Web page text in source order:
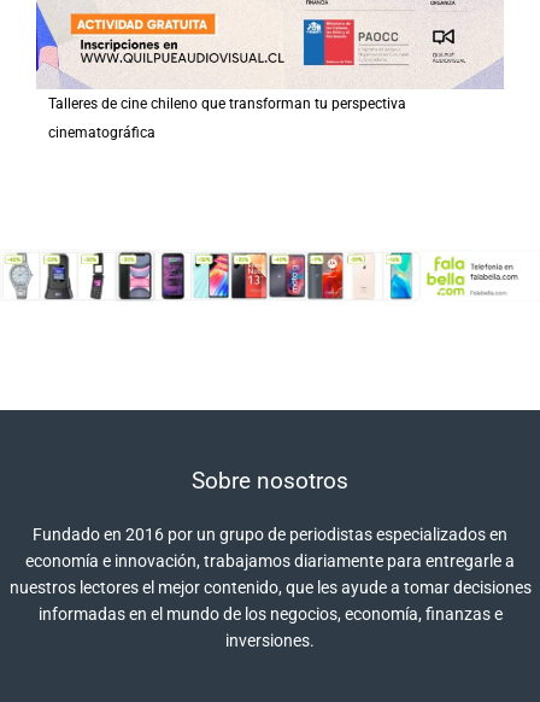
Talleres de cine chileno que transforman tu perspectiva
cinematográfica
Sobre nosotros
Fundado en 2016 por un grupo de periodistas especializados en
economía e innovación, trabajamos diariamente para entregarle a
nuestros lectores el mejor contenido, que les ayude a tomar decisiones
informadas en el mundo de los negocios, economía, finanzas e
inversiones.